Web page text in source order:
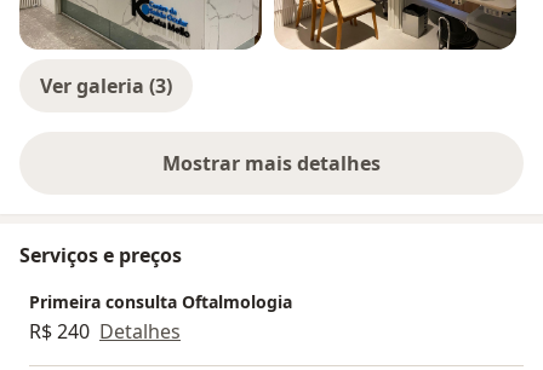
Ver galeria (3)
Mostrar mais detalhes
sobre a experiência
Serviços e preços
Primeira consulta Oftalmologia
R$ 240 Detalhes